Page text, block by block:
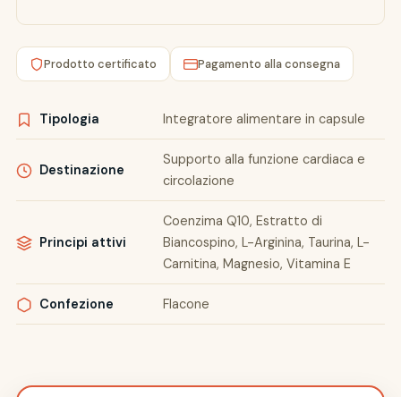
Prodotto certificato Pagamento alla consegna
Tipologia Integratore alimentare in capsule
Destinazione
Supporto alla funzione cardiaca e
circolazione
Principi attivi
Coenzima Q10, Estratto di
Biancospino, L-Arginina, Taurina, L-
Carnitina, Magnesio, Vitamina E
Confezione Flacone